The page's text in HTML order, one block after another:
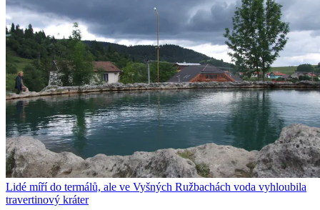
Lidé míří do termálů, ale ve Vyšných Ružbachách voda vyhloubila
travertinový kráter